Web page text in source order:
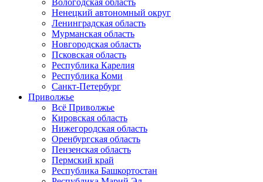
Вологодская область
Ненецкий автономный округ
Ленинградская область
Мурманская область
Новгородская область
Псковская область
Республика Карелия
Республика Коми
Санкт-Петербург
Приволжье
Всё Приволжье
Кировская область
Нижегородская область
Оренбургская область
Пензенская область
Пермский край
Республика Башкортостан